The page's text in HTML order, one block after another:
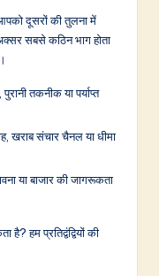
दूसरों की तुलना में
सबसे कठिन भाग होता
तकनीक या पर्याप्त
खराब संचार चैनल या धीमा
या बाजार की जागरूकता
हम प्रतिद्वंद्वियों की